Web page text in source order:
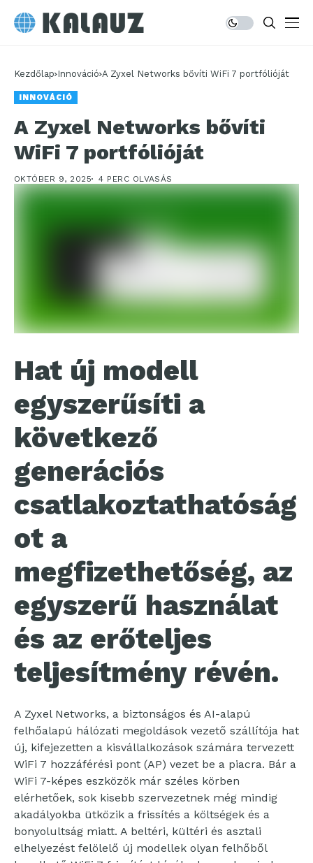
Kezdőlap Innováció A Zyxel Networks bővíti WiFi 7 portfólióját
INNOVÁCIÓ
A Zyxel Networks bővíti
WiFi 7 portfólióját
OKTÓBER 9, 2025 4 PERC OLVASÁS
Hat új modell
egyszerűsíti a
következő
generációs
csatlakoztathatóság
ot a
megfizethetőség, az
egyszerű használat
és az erőteljes
teljesítmény révén.
A Zyxel Networks, a biztonságos és AI-alapú
felhőalapú hálózati megoldások vezető szállítója hat
új, kifejezetten a kisvállalkozások számára tervezett
WiFi 7 hozzáférési pont (AP) vezet be a piacra. Bár a
WiFi 7-képes eszközök már széles körben
elérhetőek, sok kisebb szervezetnek még mindig
akadályokba ütközik a frissítés a költségek és a
bonyolultság miatt. A beltéri, kültéri és asztali
elhelyezést felölelő új modellek olyan felhőből